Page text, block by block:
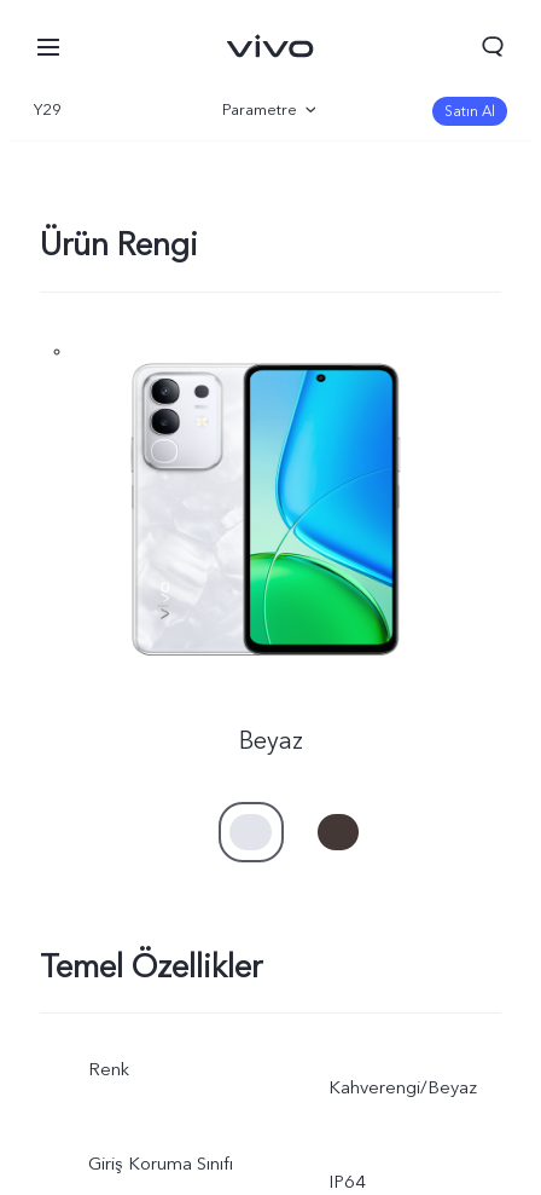
Türkiye | Ülke/bölge seçin
Y29 Parametre Satın Al
Ürün Rengi
Beyaz
Temel Özellikler
Renk
Kahverengi/Beyaz
Giriş Koruma Sınıfı
IP64